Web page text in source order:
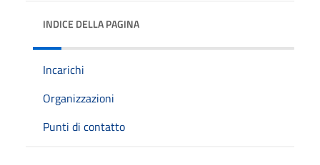
INDICE DELLA PAGINA
Incarichi
Organizzazioni
Punti di contatto